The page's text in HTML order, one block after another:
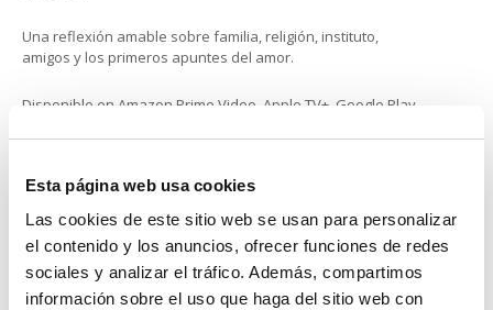
Esta página web usa cookies
Las cookies de este sitio web se usan para personalizar
el contenido y los anuncios, ofrecer funciones de redes
sociales y analizar el tráfico. Además, compartimos
información sobre el uso que haga del sitio web con
Una reflexión amable sobre familia, religión, instituto,
amigos y los primeros apuntes del amor.
Disponible en Amazon Prime Video, Apple TV+, Google Play,